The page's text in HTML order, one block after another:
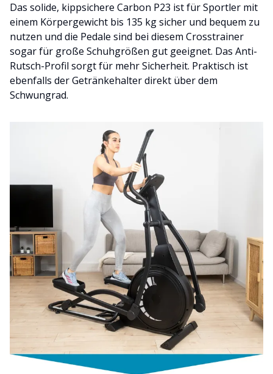
Das solide, kippsichere Carbon P23 ist für Sportler mit
einem Körpergewicht bis 135 kg sicher und bequem zu
nutzen und die Pedale sind bei diesem Crosstrainer
sogar für große Schuhgrößen gut geeignet. Das Anti-
Rutsch-Profil sorgt für mehr Sicherheit. Praktisch ist
ebenfalls der Getränkehalter direkt über dem
Schwungrad.